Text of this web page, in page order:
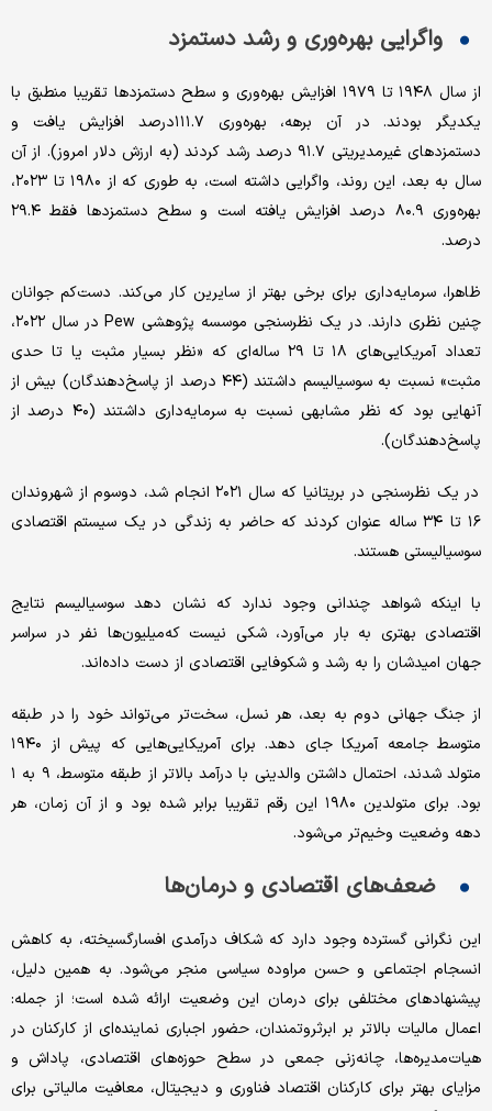
واگرایی بهره‌وری و رشد دستمزد
از سال ۱۹۴۸ تا ۱۹۷۹ افزایش بهره‌وری و سطح دستمزدها تقریبا منطبق با
یکدیگر بودند. در آن برهه، بهره‌وری ۱۱۱.۷درصد افزایش یافت و
دستمزدهای غیرمدیریتی ۹۱.۷ درصد رشد کردند (به ارزش دلار امروز). از آن
سال به بعد، این روند، واگرایی داشته‌ است، به طوری که از ۱۹۸۰ تا ۲۰۲۳،
بهره‌وری ۸۰.۹ درصد افزایش یافته است و سطح دستمزدها فقط ۲۹.۴
درصد.
ظاهرا، سرمایه‌داری برای برخی بهتر از سایرین کار می‌کند. دست‌کم جوانان
چنین نظری دارند. در یک نظرسنجی موسسه پژوهشی Pew در سال ۲۰۲۲،
تعداد آمریکایی‌های ۱۸ تا ۲۹ ساله‌ای که «نظر بسیار مثبت یا تا حدی
مثبت» نسبت به سوسیالیسم داشتند (۴۴ درصد از پاسخ‌دهندگان) بیش از
آنهایی بود که نظر مشابهی نسبت به سرمایه‌داری داشتند (۴۰ درصد از
پاسخ‌دهندگان).
در یک نظرسنجی در بریتانیا که سال ۲۰۲۱ انجام شد، دوسوم از شهروندان
۱۶ تا ۳۴ ساله عنوان کردند که حاضر به زندگی در یک سیستم اقتصادی
سوسیالیستی هستند.
با اینکه شواهد چندانی وجود ندارد که نشان دهد سوسیالیسم نتایج
اقتصادی بهتری به بار می‌آورد، شکی نیست که‌میلیون‌ها نفر در سراسر
جهان امیدشان را به رشد و شکوفایی اقتصادی از دست داده‌اند.
از جنگ جهانی دوم به بعد، هر نسل، سخت‌تر می‌تواند خود را در طبقه
متوسط جامعه آمریکا جای دهد. برای آمریکایی‌هایی که پیش از ۱۹۴۰
متولد شدند، احتمال داشتن والدینی با درآمد بالاتر از طبقه متوسط، ۹ به ۱
بود. برای متولدین ۱۹۸۰ این رقم تقریبا برابر شده بود و از آن زمان، هر
دهه وضعیت وخیم‌تر می‌شود.
ضعف‌های اقتصادی و درمان‌ها
این نگرانی گسترده وجود دارد که شکاف درآمدی افسارگسیخته، به کاهش
انسجام اجتماعی و حسن مراوده سیاسی منجر می‌شود. به همین دلیل،
پیشنهادهای مختلفی برای درمان این وضعیت ارائه شده است؛ از جمله:
اعمال مالیات بالاتر بر ابرثروتمندان، حضور اجباری نماینده‌ای از کارکنان در
هیات‌مدیره‌ها، چانه‌زنی جمعی در سطح حوزه‌های اقتصادی، پاداش و
مزایای بهتر برای کارکنان اقتصاد فناوری و دیجیتال، معافیت مالیاتی برای